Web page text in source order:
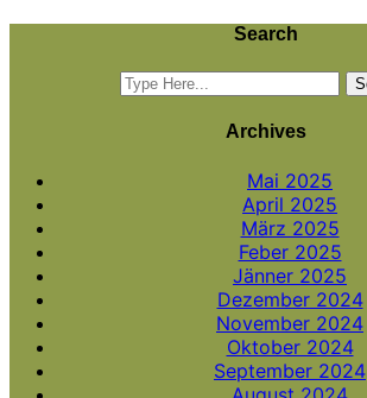
Search
Archives
Mai 2025
April 2025
März 2025
Feber 2025
Jänner 2025
Dezember 2024
November 2024
Oktober 2024
September 2024